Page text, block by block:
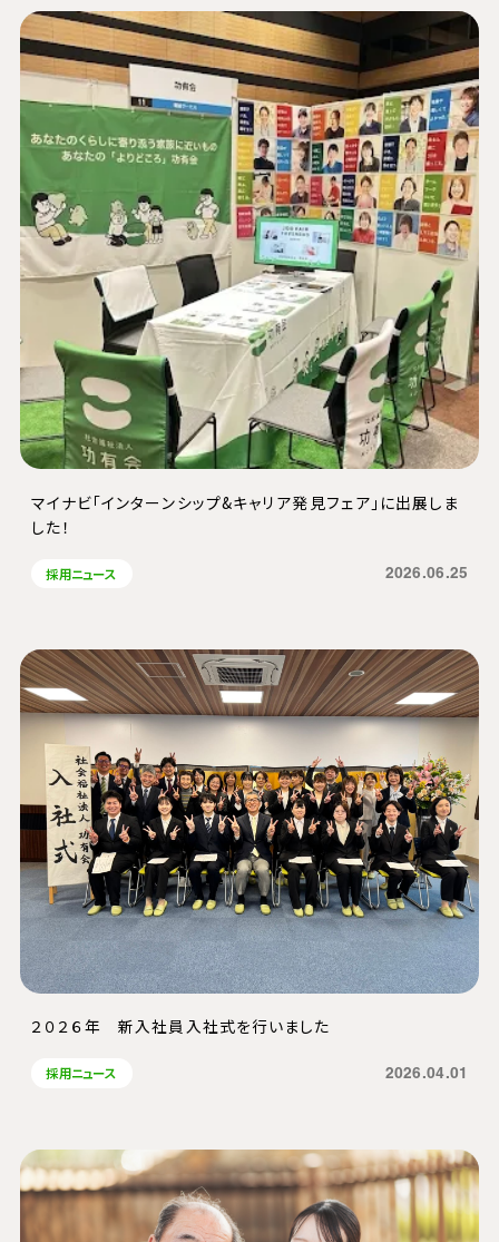
マイナビ「インターンシップ&キャリア発見フェア」に出展しま
した！
採用ニュース 2026.06.25
２０２６年 新入社員入社式を行いました
採用ニュース 2026.04.01